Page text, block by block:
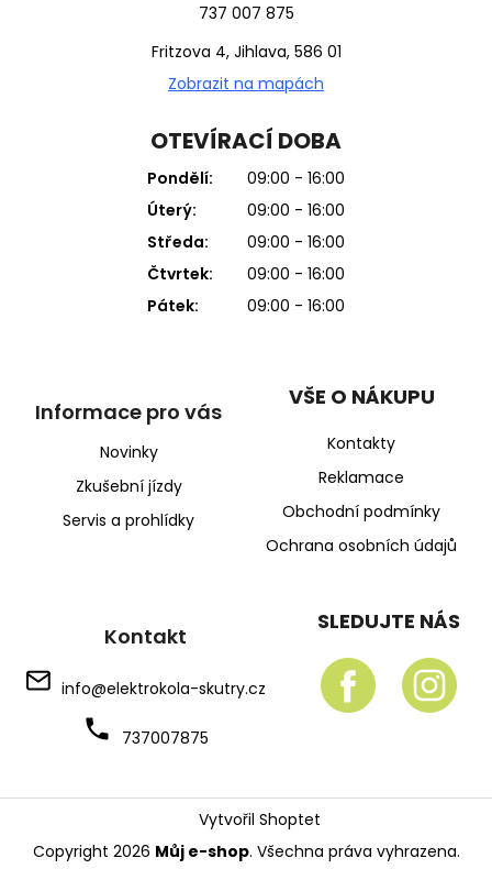
737 007 875
Fritzova 4, Jihlava, 586 01
Zobrazit na mapách
OTEVÍRACÍ DOBA
Pondělí:
09:00 - 16:00
Úterý:
09:00 - 16:00
Středa:
09:00 - 16:00
Čtvrtek:
09:00 - 16:00
Pátek:
09:00 - 16:00
Informace pro vás
Novinky
Zkušební jízdy
Servis a prohlídky
VŠE O NÁKUPU
Kontakty
Reklamace
Obchodní podmínky
Ochrana osobních údajů
Kontakt
info@elektrokola-skutry.cz
737007875
SLEDUJTE NÁS
Vytvořil Shoptet
Copyright 2026 Můj e-shop. Všechna práva vyhrazena.